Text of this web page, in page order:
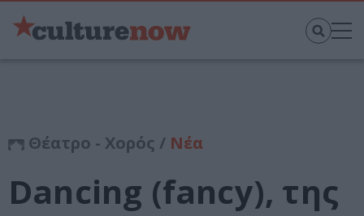
Θέατρο - Χορός / Νέα
Dancing (fancy), της